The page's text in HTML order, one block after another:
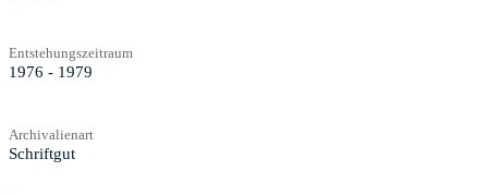
Entstehungszeitraum
1976 - 1979
Archivalienart
Schriftgut